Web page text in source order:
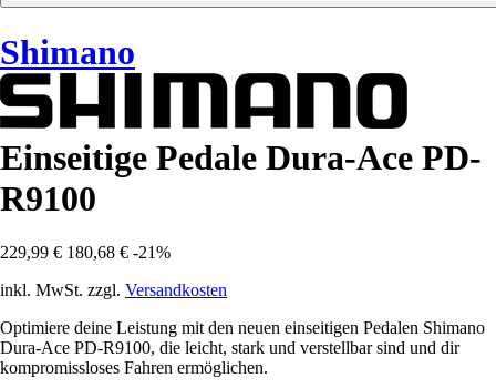
Shimano
Einseitige Pedale Dura-Ace PD-
R9100
229,99 € 180,68 € -21%
inkl. MwSt. zzgl. Versandkosten
Optimiere deine Leistung mit den neuen einseitigen Pedalen Shimano
Dura-Ace PD-R9100, die leicht, stark und verstellbar sind und dir
kompromissloses Fahren ermöglichen.